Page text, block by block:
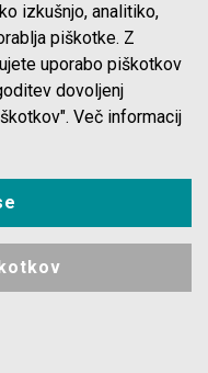
vprašanja
izkušnjo, analitiko,
piškotke. Z
uporabo piškotkov
dovoljenj
Več informacij
in
/ Ytong)